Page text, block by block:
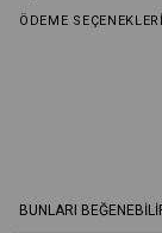
ÖDEME SEÇENEKLERI
BUNLARI